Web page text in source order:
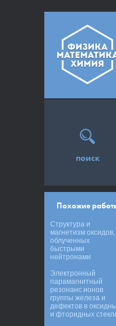
поиск
Похожие
Структура и
магнетизм оксидов,
облученных
быстрыми
нейтронами
Электронный
парамагнитный
резонанс ионов
группы железа и
дефектов в
и фторидных